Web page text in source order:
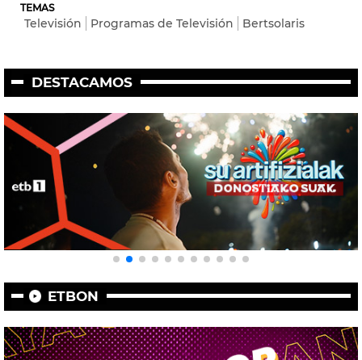
TEMAS
Televisión Programas de Televisión Bertsolaris
DESTACAMOS
ETBON